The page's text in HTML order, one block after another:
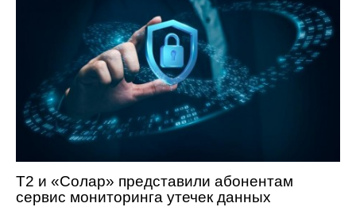
Т2 и «Солар» представили абонентам
сервис мониторинга утечек данных